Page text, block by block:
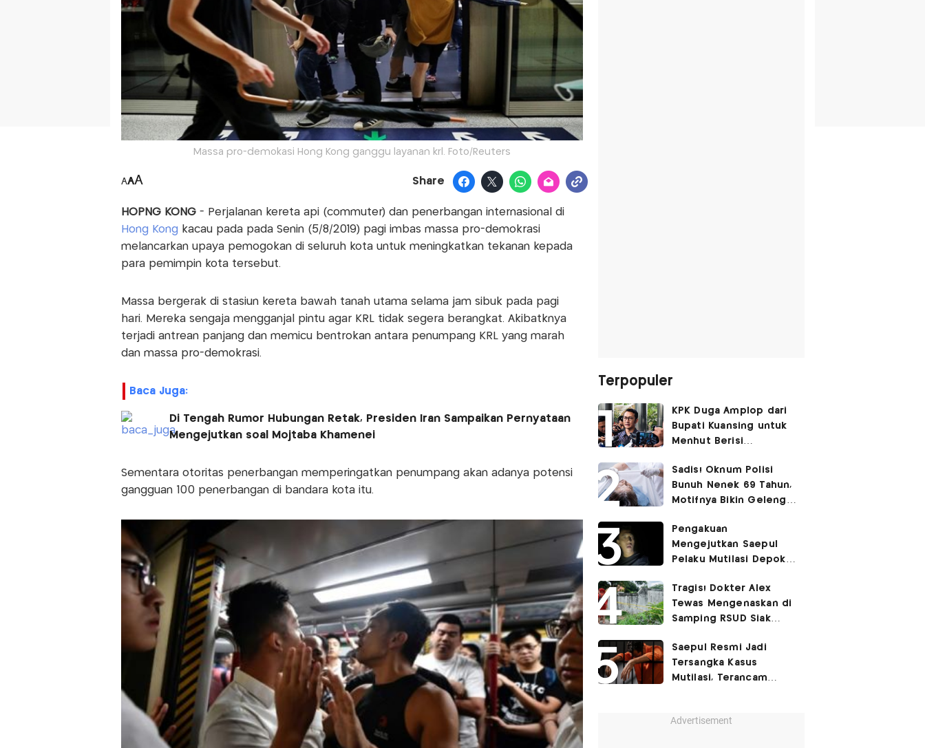
Massa pro-demokasi Hong Kong ganggu layanan krl. Foto/Reuters
AAA Share
HOPNG KONG - Perjalanan kereta api (commuter) dan penerbangan internasional di
Hong Kong kacau pada pada Senin (5/8/2019) pagi imbas massa pro-demokrasi
melancarkan upaya pemogokan di seluruh kota untuk meningkatkan tekanan kepada
para pemimpin kota tersebut.
Massa bergerak di stasiun kereta bawah tanah utama selama jam sibuk pada pagi
hari. Mereka sengaja mengganjal pintu agar KRL tidak segera berangkat. Akibatknya
terjadi antrean panjang dan memicu bentrokan antara penumpang KRL yang marah
dan massa pro-demokrasi.
Baca Juga:
Di Tengah Rumor Hubungan Retak, Presiden Iran Sampaikan Pernyataan
Mengejutkan soal Mojtaba Khamenei
Sementara otoritas penerbangan memperingatkan penumpang akan adanya potensi
gangguan 100 penerbangan di bandara kota itu.
Terpopuler
KPK Duga Amplop dari
Bupati Kuansing untuk
Menhut Berisi
Pengembaliannya
Belum Utuh
Sadis! Oknum Polisi
Bunuh Nenek 69 Tahun,
Motifnya Bikin Geleng
Pengakuan
Mengejutkan Saepul
Pelaku Mutilasi Depok:
Korban di Kontrakan
Tragis! Dokter Alex
Tewas Mengenaskan di
Samping RSUD Siak
Rocuronium
Saepul Resmi Jadi
Tersangka Kasus
Mutilasi, Terancam
Advertisement